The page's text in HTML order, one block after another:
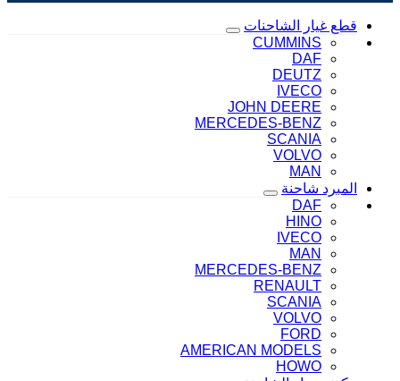
قطع غيار الشاحنات
CUMMINS
DAF
DEUTZ
IVECO
JOHN DEERE
MERCEDES-BENZ
SCANIA
VOLVO
MAN
المبرد شاحنة
DAF
HINO
IVECO
MAN
MERCEDES-BENZ
RENAULT
SCANIA
VOLVO
FORD
AMERICAN MODELS
HOWO